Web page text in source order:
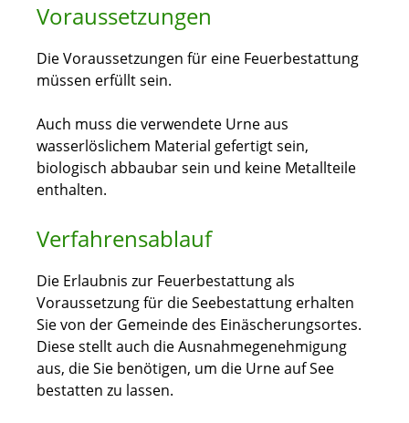
Voraussetzungen
Die Voraussetzungen für eine Feuerbestattung
müssen erfüllt sein.
Auch muss die verwendete Urne aus
wasserlöslichem Material gefertigt sein,
biologisch abbaubar sein und keine Metallteile
enthalten.
Verfahrensablauf
Die Erlaubnis zur Feuerbestattung als
Voraussetzung für die Seebestattung erhalten
Sie von der Gemeinde des Einäscherungsortes.
Diese stellt auch die Ausnahmegenehmigung
aus, die Sie benötigen, um die Urne auf See
bestatten zu lassen.